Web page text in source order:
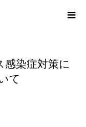
型コロナウイルス感染症対策に
染症対策に
て